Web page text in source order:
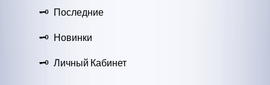
Последние
Новинки
Личный Кабинет